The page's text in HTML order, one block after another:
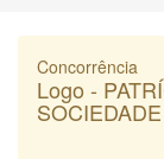
Concorrência
Logo -